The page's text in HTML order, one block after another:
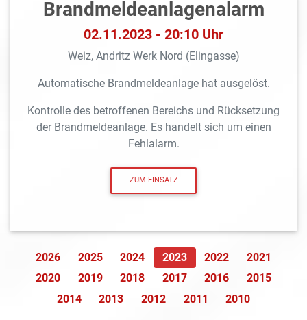
Brandmeldeanlagen­alarm
02.11.2023 - 20:10 Uhr
Weiz, Andritz Werk Nord (Elingasse)
Automatische Brandmeldeanlage hat ausgelöst.
Kontrolle des betroffenen Bereichs und Rücksetzung
der Brandmeldeanlage. Es handelt sich um einen
Fehlalarm.
ZUM EINSATZ
2026 2025 2024 2023 2022
2021
2020
2019 2018 2017 2016
2015
2014
2013 2012 2011 2010